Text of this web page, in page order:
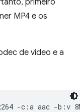
primeiro
MP4 e os
de vídeo e a
-c:a aac -b:v